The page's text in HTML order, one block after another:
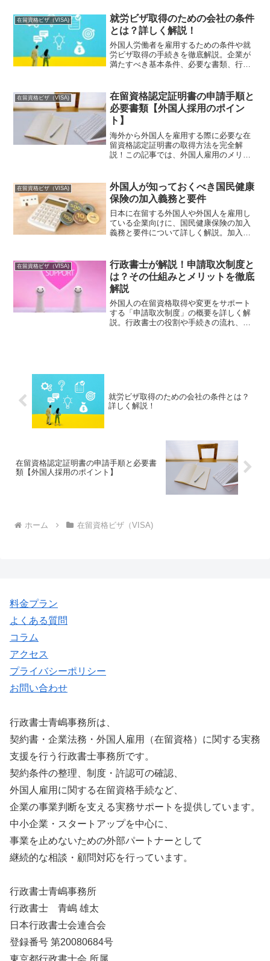
断・整理が必要なグレーゾーンの境目を
明示します。判断に詰まった実務担当
者、必読の内容です。
在留資格ビザ（VISA)
就労ビザ取得のための会社の条件
とは？詳しく解説！
外国人労働者を雇用するための条件や就
労ビザ取得の手続きを徹底解説。企業が
満たすべき基本条件、必要な書類、行政
ムーズに雇用したい企業必見のガイドで
す。
在留資格ビザ（VISA)
在留資格認定証明書の申請手順と
必要書類【外国人採用のポイン
ト】
海外から外国人を雇用する際に必要な在
留資格認定証明書の取得方法を完全解
説！この記事では、外国人雇用のメリッ
び方まで詳しく説明します。
在留資格ビザ（VISA)
外国人が知っておくべき国民健康
保険の加入義務と要件
日本に在留する外国人や外国人を雇用し
ている企業向けに、国民健康保険の加入
義務と要件について詳しく解説。加入条
しています。日本での安心した医療生活
を実現するために、必要な情報をこの記
事で確認しましょう。
在留資格ビザ（VISA)
行政書士が解説！申請取次制度と
は？その仕組みとメリットを徹底
解説
外国人の在留資格取得や変更をサポート
する「申請取次制度」の概要を詳しく解
説。行政書士の役割や手続きの流れ、企
就労ビザ取得のための会社の条件とは？
詳しく解説！
在留資格認定証明書の申請手順と必要書
類【外国人採用のポイント】
ホーム 在留資格ビザ（VISA)
料金プラン
よくある質問
コラム
アクセス
プライバシーポリシー
お問い合わせ
行政書士青嶋事務所は、
契約書・企業法務・外国人雇用（在留資格）に関する実務
支援を行う行政書士事務所です。
契約条件の整理、制度・許認可の確認、
外国人雇用に関する在留資格手続など、
企業の事業判断を支える実務サポートを提供しています。
中小企業・スタートアップを中心に、
事業を止めないための外部パートナーとして
継続的な相談・顧問対応を行っています。
行政書士青嶋事務所
行政書士 青嶋 雄太
日本行政書士会連合会
登録番号 第20080684号